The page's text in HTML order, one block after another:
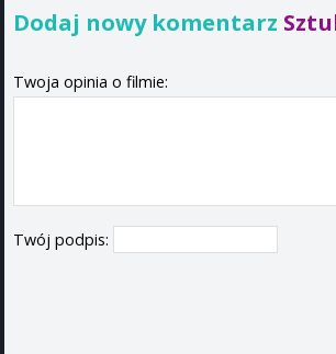
Dodaj nowy komentarz
Twoja opinia o filmie:
Twój podpis: